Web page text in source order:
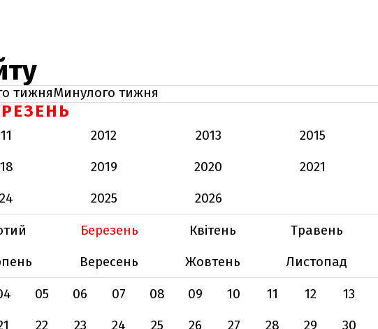
тижняМинулого тижня
2012 2013 2015
2019 2020 2021
2025
2026
Березень Квітень Травень
Вересень Жовтень Листопад
05 06 07 08 09 10 11 12 13
22 23 24 25 26 27 28 29 30